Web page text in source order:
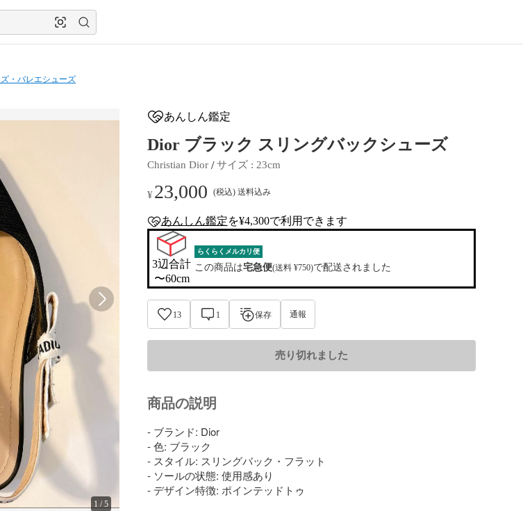
・バレエシューズ
1/5
あんしん鑑定
Dior ブラック スリングバックシューズ
Christian Dior / サイズ : 23cm
¥ 23,000 (税込) 送料込み
anshin-appraisal-tag
あんしん鑑定を¥4,300で利用できます
3辺合計
〜60cm
らくらくメルカリ便
この商品は宅急便(送料 ¥750)で配送されました
13 1 保存 通報
売り切れました
商品の説明
- ブランド: Dior
- 色: ブラック
- スタイル: スリングバック・フラット
- ソールの状態: 使用感あり
- デザイン特徴: ポインテッドトゥ